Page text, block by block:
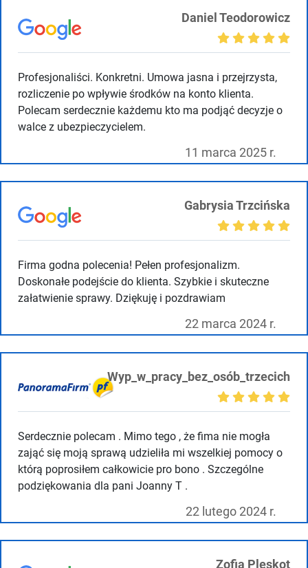
Daniel Teodorowicz
Profesjonaliści. Konkretni. Umowa jasna i przejrzysta,
rozliczenie po wpływie środków na konto klienta.
Polecam serdecznie każdemu kto ma podjąć decyzje o
walce z ubezpieczycielem.
11 marca 2025 r.
Gabrysia Trzcińska
Firma godna polecenia! Pełen profesjonalizm.
Doskonałe podejście do klienta. Szybkie i skuteczne
załatwienie sprawy. Dziękuję i pozdrawiam
22 marca 2024 r.
Wyp_w_pracy_bez_osób_trzecich
Serdecznie polecam . Mimo tego , że fima nie mogła
zająć się moją sprawą udzieliła mi wszelkiej pomocy o
którą poprosiłem całkowicie pro bono . Szczególne
podziękowania dla pani Joanny T .
22 lutego 2024 r.
Zofia Pleskot